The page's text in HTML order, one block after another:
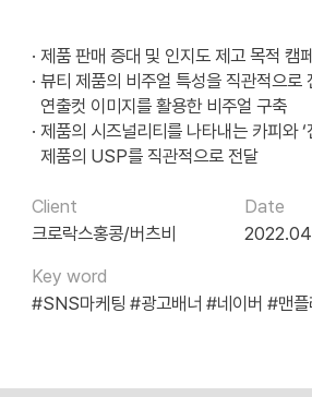
· 제품 판매 증대 및 인지도 제고 목적 캠
· 뷰티 제품의 비주얼 특성을 직관적으로
연출컷 이미지를 활용한 비주얼 구축
· 제품의 시즈널리티를 나타내는 카피와
제품의 USP를 직관적으로 전달
Client
크로락스홍콩/버츠비
Date
Key word
#SNS마케팅 #광고배너 #네이버 #맨플